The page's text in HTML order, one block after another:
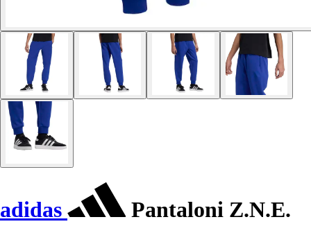
adidas Pantaloni Z.N.E.